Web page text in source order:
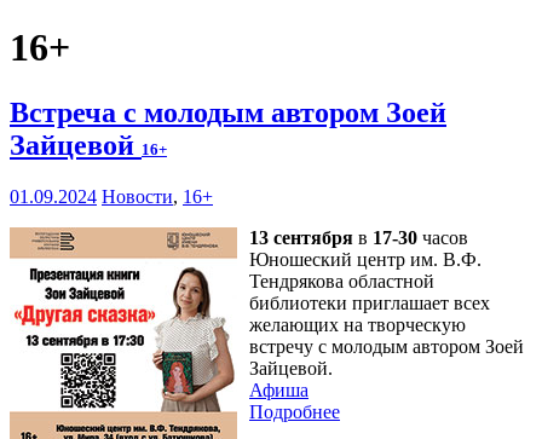
16+
Встреча с молодым автором Зоей
Зайцевой 16+
01.09.2024 Новости, 16+
13 сентября в 17-30 часов
Юношеский центр им. В.Ф.
Тендрякова областной
библиотеки приглашает всех
желающих на творческую
встречу с молодым автором Зоей
Зайцевой.
Афиша
Подробнее